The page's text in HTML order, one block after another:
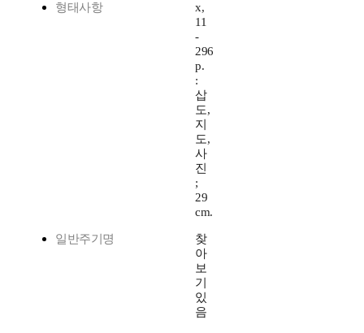
형태사항
x,
11
-
296
p.
:
삽
도,
지
도,
사
진
;
29
cm.
일반주기명
찾
아
보
기
있
음